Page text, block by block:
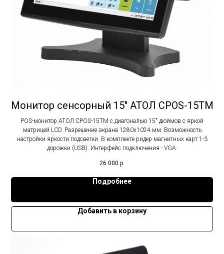
Монитор сенсорный 15" АТОЛ CPOS-15TM
POS-монитор АТОЛ CPOS-15TM c диагональю 15" дюймов с яркой
матрицей LCD. Разрешение экрана 1280х1024 мм. Возможность
настройки яркости подсветки. В комплекте ридер магнитных карт 1-3
дорожки (USB). Интерфейс подключения - VGA.
26 000 р.
Подробнее
Добавить в корзину